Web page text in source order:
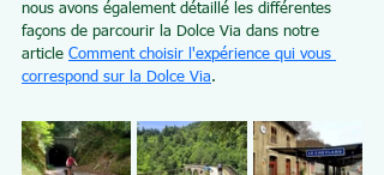
nous avons également détaillé les différentes
façons de parcourir la Dolce Via dans notre
article Comment choisir l'expérience qui vous
correspond sur la Dolce Via.